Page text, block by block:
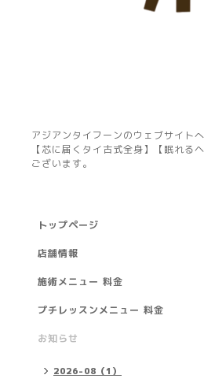
アジアンタイフーンのウェブサイト
【芯に届くタイ古式全身】【眠れる
ございます。
トップページ
店舗情報
施術メニュー 料金
プチレッスンメニュー 料金
お知らせ
2026-08（1）